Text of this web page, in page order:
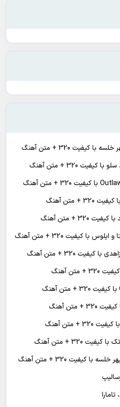
کیفیت 320 + متن آهنگ
320 + متن آهنگ
+ متن آهنگ
+ متن آهنگ
با کیفیت 320 + متن آهنگ
320 + متن آهنگ
متن آهنگ
+ متن آهنگ
+ متن آهنگ
320 + متن آهنگ
کیفیت 320 + متن آهنگ